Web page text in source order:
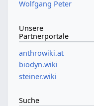
Wolfgang Peter
Unsere
Partnerportale
anthrowiki.at
biodyn.wiki
steiner.wiki
Suche